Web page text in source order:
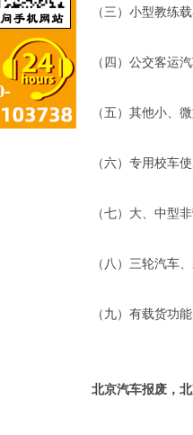
（三）小型教练
（四）公交客运
（五）其他小、
（六）专用校车
（七）大、中型
（八）三轮汽车
（九）有载货功
北京汽车报废，